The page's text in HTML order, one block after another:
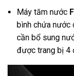
Máy tăm nước
bình chứa nước
cần bổ sung
được trang bị 4